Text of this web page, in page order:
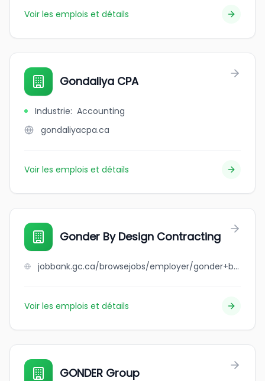
Voir les emplois et détails
Gondaliya CPA
Industrie: Accounting
gondaliyacpa.ca
Voir les emplois et détails
Gonder By Design Contracting
jobbank.gc.ca/browsejobs/employer/gonder+by+design+contracting/ca
Voir les emplois et détails
GONDER Group